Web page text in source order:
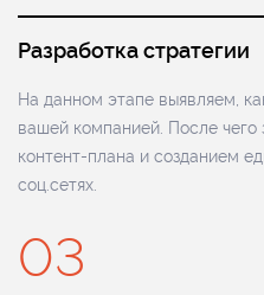
Разработка стратегии
На данном этапе выявляем,
вашей компанией. После
контент-плана и созданием
соц.сетях.
03